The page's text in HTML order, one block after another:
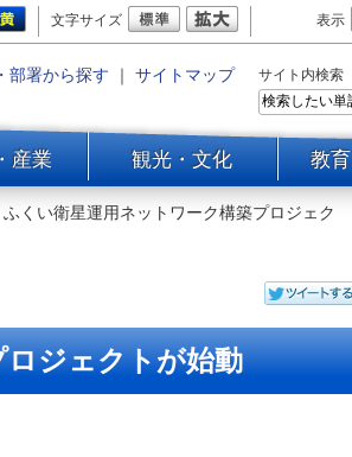
文字サイズ 表示
部署から探す ｜ サイトマップ サイト内検索
産業 観光・文化 教
ふくい衛星運用ネットワーク構築プロジェク
ジェクトが始動